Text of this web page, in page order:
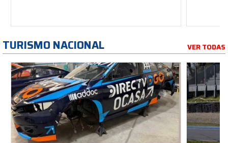
TURISMO NACIONAL VER TODAS